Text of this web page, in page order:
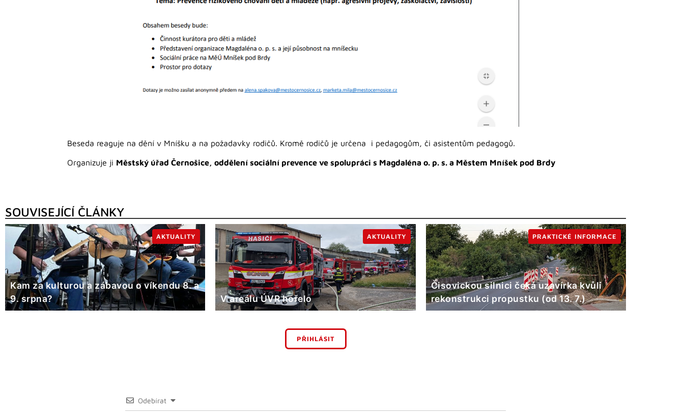
Beseda reaguje na dění v Mníšku a na požadavky rodičů. Kromě rodičů je určena i pedagogům, či asistentům pedagogů.
Organizuje ji Městský úřad Černošice, oddělení sociální prevence ve spolupráci s Magdaléna o. p. s. a Městem Mníšek pod Brdy
SOUVISEJÍCÍ ČLÁNKY
Kam za kulturou a zábavou o víkendu 8. a
9. srpna?
AKTUALITY
V areálu ÚVR hořelo
AKTUALITY
Čisovickou silnici čeká uzavírka kvůli
rekonstrukci propustku (od 13. 7.)
PRAKTICKÉ INFORMACE
PŘIHLÁSIT
Odebírat